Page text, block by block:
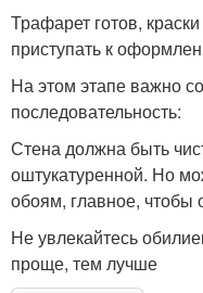
Трафарет готов,
приступать к
На этом этапе важно
последовательность:
Стена должна быть
оштукатуренной. Но
обоям, главное,
Не увлекайтесь
проще, тем лучше